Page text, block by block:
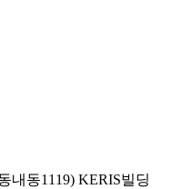
내동1119) KERIS빌딩